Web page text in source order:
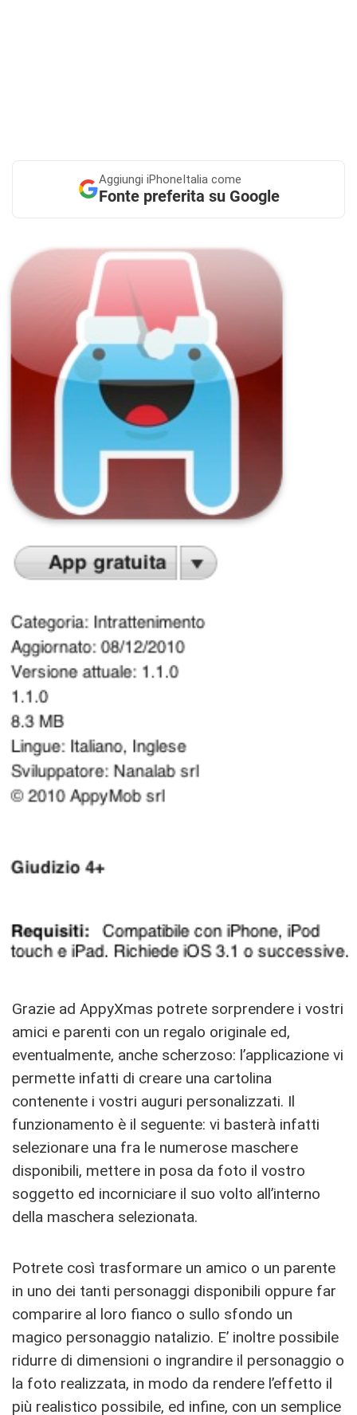
Aggiungi iPhoneItalia come
Fonte preferita su Google
Grazie ad AppyXmas potrete sorprendere i vostri
amici e parenti con un regalo originale ed,
eventualmente, anche scherzoso: l’applicazione vi
permette infatti di creare una cartolina
contenente i vostri auguri personalizzati. Il
funzionamento è il seguente: vi basterà infatti
selezionare una fra le numerose maschere
disponibili, mettere in posa da foto il vostro
soggetto ed incorniciare il suo volto all’interno
della maschera selezionata.
Potrete così trasformare un amico o un parente
in uno dei tanti personaggi disponibili oppure far
comparire al loro fianco o sullo sfondo un
magico personaggio natalizio. E’ inoltre possibile
ridurre di dimensioni o ingrandire il personaggio o
la foto realizzata, in modo da rendere l’effetto il
più realistico possibile, ed infine, con un semplice